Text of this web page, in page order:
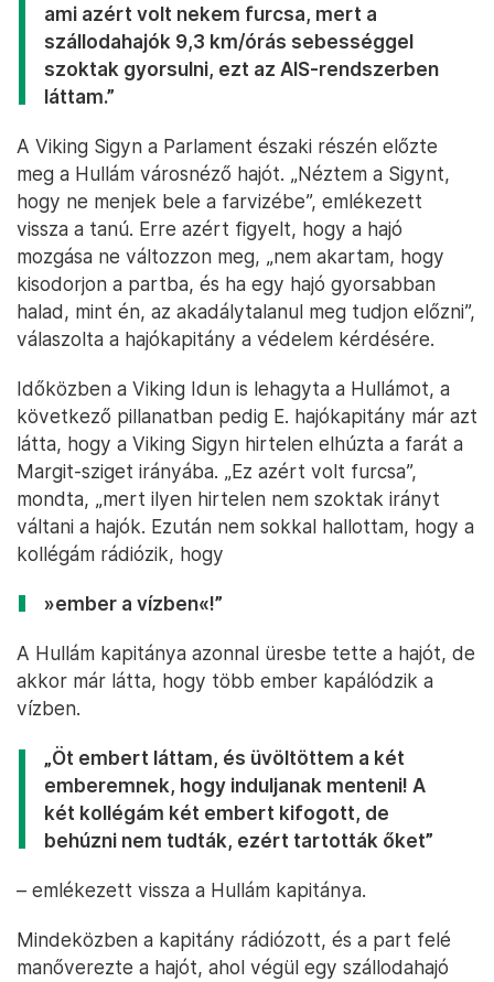
ami azért volt nekem furcsa, mert a
szállodahajók 9,3 km/órás sebességgel
szoktak gyorsulni, ezt az AIS-rendszerben
láttam.”
A Viking Sigyn a Parlament északi részén előzte
meg a Hullám városnéző hajót. „Néztem a Sigynt,
hogy ne menjek bele a farvizébe”, emlékezett
vissza a tanú. Erre azért figyelt, hogy a hajó
mozgása ne változzon meg, „nem akartam, hogy
kisodorjon a partba, és ha egy hajó gyorsabban
halad, mint én, az akadálytalanul meg tudjon előzni”,
válaszolta a hajókapitány a védelem kérdésére.
Időközben a Viking Idun is lehagyta a Hullámot, a
következő pillanatban pedig E. hajókapitány már azt
látta, hogy a Viking Sigyn hirtelen elhúzta a farát a
Margit-sziget irányába. „Ez azért volt furcsa”,
mondta, „mert ilyen hirtelen nem szoktak irányt
váltani a hajók. Ezután nem sokkal hallottam, hogy a
kollégám rádiózik, hogy
»ember a vízben«️!”
A Hullám kapitánya azonnal üresbe tette a hajót, de
akkor már látta, hogy több ember kapálódzik a
vízben.
„Öt embert láttam, és üvöltöttem a két
emberemnek, hogy induljanak menteni! A
két kollégám két embert kifogott, de
behúzni nem tudták, ezért tartották őket”
– emlékezett vissza a Hullám kapitánya.
Mindeközben a kapitány rádiózott, és a part felé
manőverezte a hajót, ahol végül egy szállodahajó